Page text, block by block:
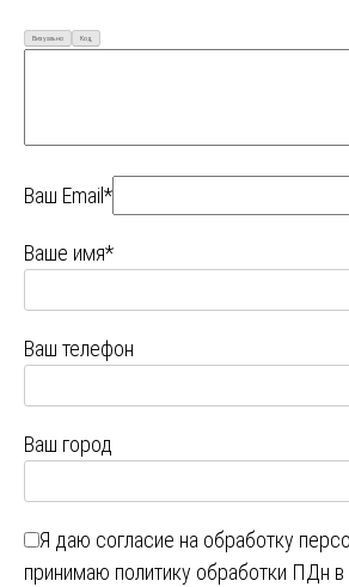
Визуально Код
Ваш Email*
Ваше имя*
Ваш телефон
Ваш город
Я даю согласие на обработку
принимаю политику обработки ПДн